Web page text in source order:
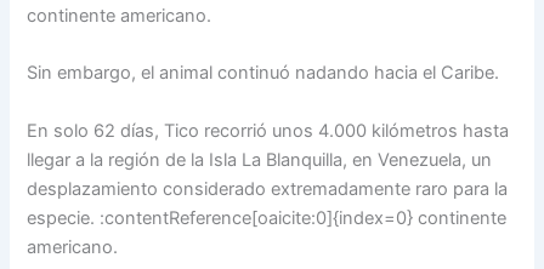
continente americano.
Sin embargo, el animal continuó nadando hacia el Caribe.
En solo 62 días, Tico recorrió unos 4.000 kilómetros hasta
llegar a la región de la Isla La Blanquilla, en Venezuela, un
desplazamiento considerado extremadamente raro para la
especie. :contentReference[oaicite:0]{index=0} continente
americano.